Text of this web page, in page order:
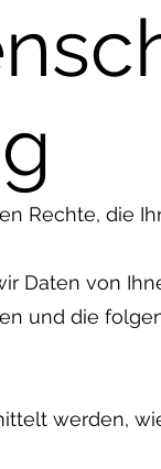
Rechte, die
Daten von
und die
werden,